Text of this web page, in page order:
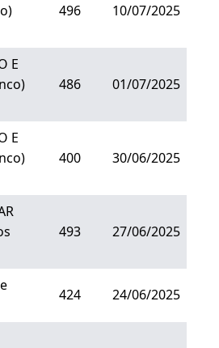
496 10/07/2025
E
486 01/07/2025
E
400 30/06/2025
493 27/06/2025
424 24/06/2025